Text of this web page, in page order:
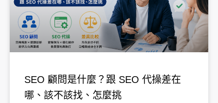
SEO 顧問是什麼？跟 SEO 代操差在
哪、該不該找、怎麼挑